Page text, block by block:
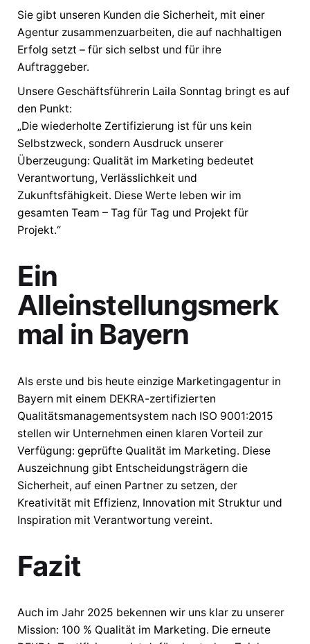
Sie gibt unseren Kunden die Sicherheit, mit einer
Agentur zusammenzuarbeiten, die auf nachhaltigen
Erfolg setzt – für sich selbst und für ihre
Auftraggeber.
Unsere Geschäftsführerin Laila Sonntag bringt es auf
den Punkt:
„Die wiederholte Zertifizierung ist für uns kein
Selbstzweck, sondern Ausdruck unserer
Überzeugung: Qualität im Marketing bedeutet
Verantwortung, Verlässlichkeit und
Zukunftsfähigkeit. Diese Werte leben wir im
gesamten Team – Tag für Tag und Projekt für
Projekt.“
Ein
Alleinstellungsmerk
mal in Bayern
Als erste und bis heute einzige Marketingagentur in
Bayern mit einem DEKRA-zertifizierten
Qualitätsmanagementsystem nach ISO 9001:2015
stellen wir Unternehmen einen klaren Vorteil zur
Verfügung: geprüfte Qualität im Marketing. Diese
Auszeichnung gibt Entscheidungsträgern die
Sicherheit, auf einen Partner zu setzen, der
Kreativität mit Effizienz, Innovation mit Struktur und
Inspiration mit Verantwortung vereint.
Fazit
Auch im Jahr 2025 bekennen wir uns klar zu unserer
Mission: 100 % Qualität im Marketing. Die erneute